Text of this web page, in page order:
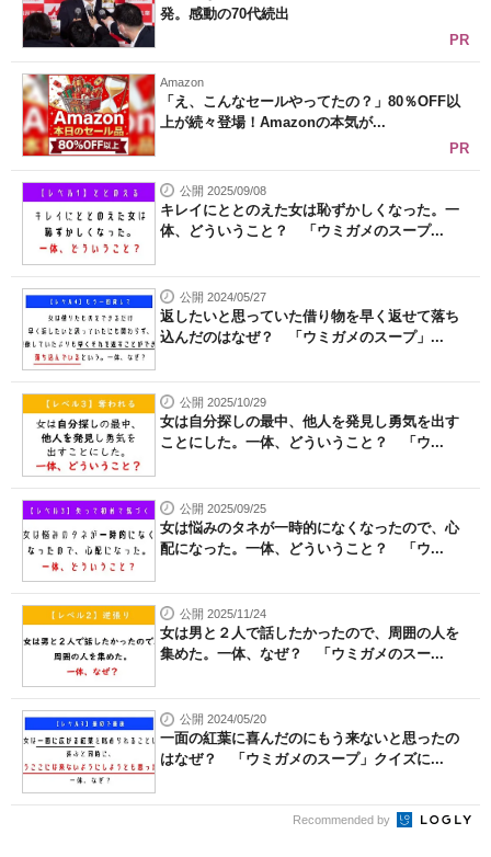
発。感動の70代続出
PR
Amazon
「え、こんなセールやってたの？」80％OFF以
上が続々登場！Amazonの本気が...
PR
公開 2025/09/08
キレイにととのえた女は恥ずかしくなった。一
体、どういうこと？ 「ウミガメのスープ...
公開 2024/05/27
返したいと思っていた借り物を早く返せて落ち
込んだのはなぜ？ 「ウミガメのスープ」...
公開 2025/10/29
女は自分探しの最中、他人を発見し勇気を出す
ことにした。一体、どういうこと？ 「ウ...
公開 2025/09/25
女は悩みのタネが一時的になくなったので、心
配になった。一体、どういうこと？ 「ウ...
公開 2025/11/24
女は男と２人で話したかったので、周囲の人を
集めた。一体、なぜ？ 「ウミガメのスー...
公開 2024/05/20
一面の紅葉に喜んだのにもう来ないと思ったの
はなぜ？ 「ウミガメのスープ」クイズに...
Recommended by